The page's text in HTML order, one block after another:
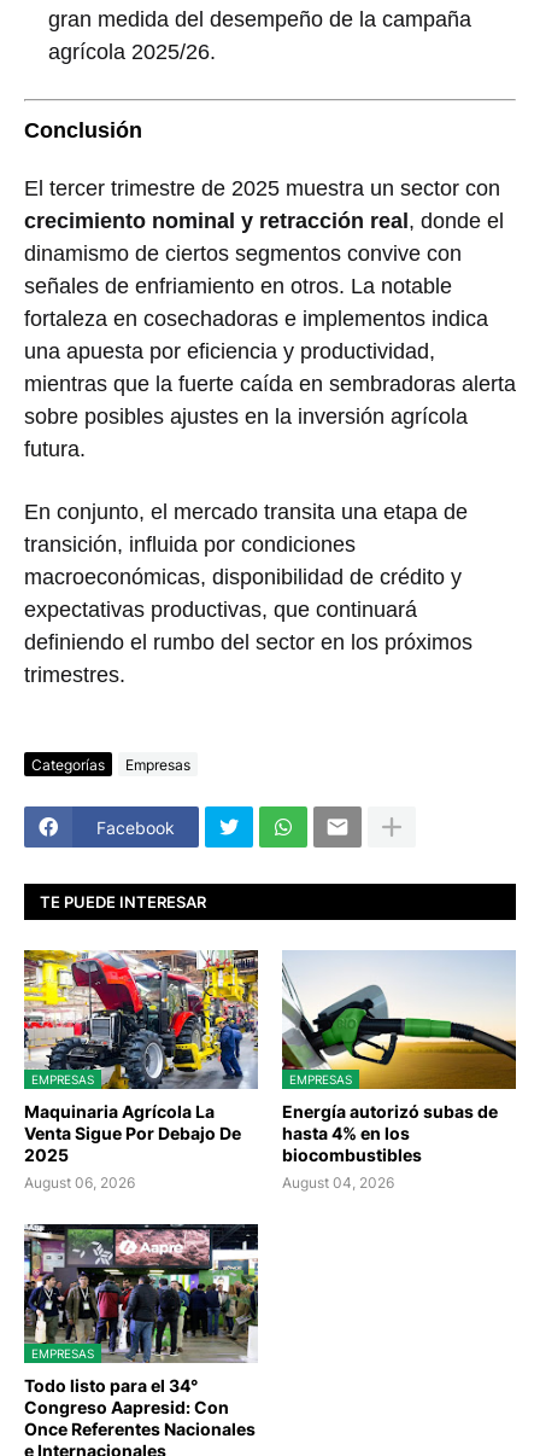
gran medida del desempeño de la campaña
agrícola 2025/26.
Conclusión
El tercer trimestre de 2025 muestra un sector con
crecimiento nominal y retracción real , donde el
dinamismo de ciertos segmentos convive con
señales de enfriamiento en otros. La notable
fortaleza en cosechadoras e implementos indica
una apuesta por eficiencia y productividad,
mientras que la fuerte caída en sembradoras alerta
sobre posibles ajustes en la inversión agrícola
futura.
En conjunto, el mercado transita una etapa de
transición, influida por condiciones
macroeconómicas, disponibilidad de crédito y
expectativas productivas, que continuará
definiendo el rumbo del sector en los próximos
trimestres.
Categorías Empresas
Facebook
TE PUEDE INTERESAR
EMPRESAS
Maquinaria Agrícola La
Venta Sigue Por Debajo De
2025
August 06, 2026
EMPRESAS
Energía autorizó subas de
hasta 4% en los
biocombustibles
August 04, 2026
EMPRESAS
Todo listo para el 34°
Congreso Aapresid: Con
Once Referentes Nacionales
e Internacionales